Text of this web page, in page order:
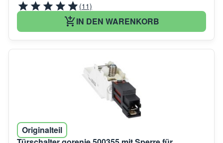
(11)
IN DEN WARENKORB
Originalteil